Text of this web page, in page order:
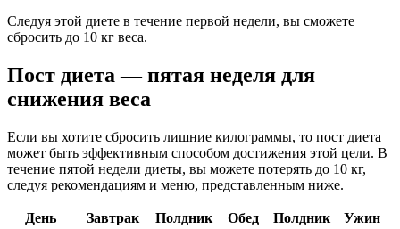
Следуя этой диете в течение первой недели, вы сможете
сбросить до 10 кг веса.
Пост диета — пятая неделя для
снижения веса
Если вы хотите сбросить лишние килограммы, то пост диета
может быть эффективным способом достижения этой цели. В
течение пятой недели диеты, вы можете потерять до 10 кг,
следуя рекомендациям и меню, представленным ниже.
День Завтрак Полдник Обед Полдник Ужин